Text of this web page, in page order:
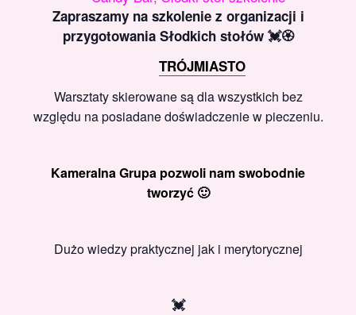
Zapraszamy na szkolenie z organizacji i
przygotowania Słodkich stołów 💓🏵️
TRÓJMIASTO
Warsztaty skierowane są dla wszystkich bez
względu na posiadane doświadczenie w pieczeniu.
Kameralna Grupa pozwoli nam swobodnie
tworzyć 🙂
Dużo wiedzy praktycznej jak i merytorycznej
💓